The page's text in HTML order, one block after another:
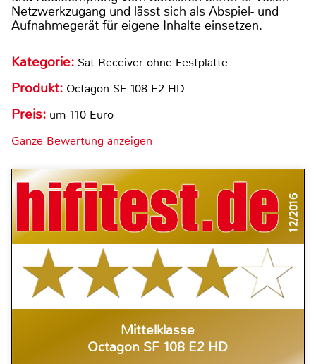
Netzwerkzugang und lässt sich als Abspiel- und
Aufnahmegerät für eigene Inhalte einsetzen.
Kategorie: Sat Receiver ohne Festplatte
Produkt: Octagon SF 108 E2 HD
Preis: um 110 Euro
Ganze Bewertung anzeigen
12/2016
Mittelklasse
Octagon SF 108 E2 HD